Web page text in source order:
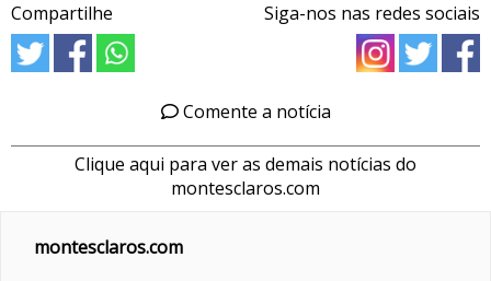
Compartilhe Siga-nos nas redes sociais
Comente a notícia
Clique aqui para ver as demais notícias do
montesclaros.com
montesclaros.com